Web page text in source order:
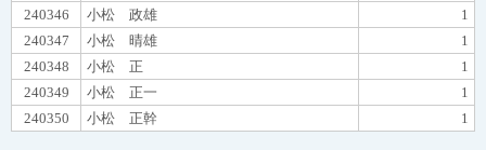
240346 小松 政雄
1
240347
小松 晴雄
1
240348
小松 正
1
240349
小松 正一
1
240350
小松 正幹 1